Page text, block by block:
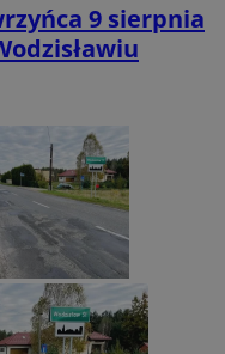
9 sierpnia